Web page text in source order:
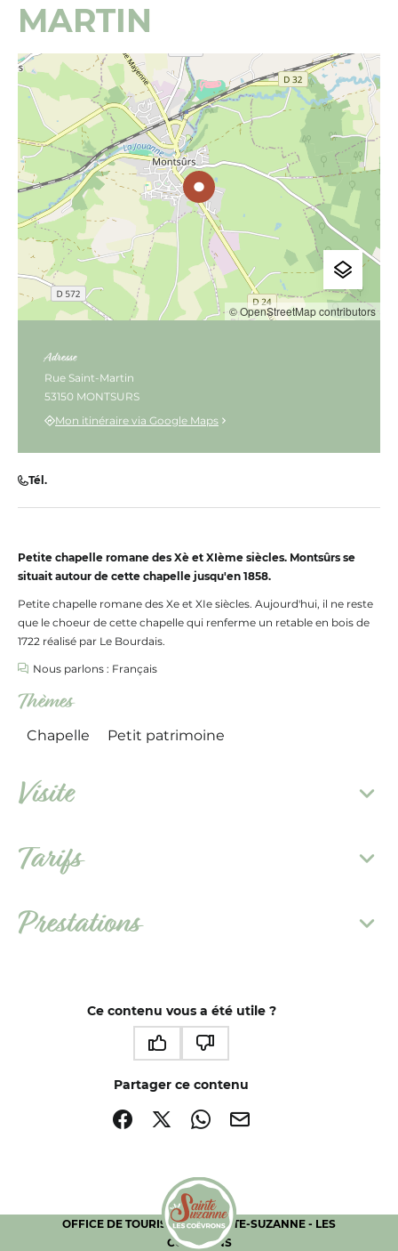
MARTIN
Petite chapelle romane des Xè et XIème siècles. Montsûrs se
situait autour de cette chapelle jusqu'en 1858.
Petite chapelle romane des Xe et XIe siècles. Aujourd'hui, il ne reste
que le choeur de cette chapelle qui renferme un retable en bois de
1722 réalisé par Le Bourdais.
Nous parlons : Français
Thèmes
Chapelle Petit patrimoine
Visite
Tarifs
Prestations
© OpenStreetMap contributors
Adresse
Rue Saint-Martin
53150 MONTSURS
Mon itinéraire via Google Maps
Tél.
Ce contenu vous a été utile ?
Partager ce contenu
Partager sur Facebook (nouvelle fenêtre)
Partager sur X / Twitter (nouvelle fenêtre)
Partager sur WhatsApp
Partager par mail
OFFICE DE TOURISME DE SAINTE-SUZANNE - LES
COËVRONS